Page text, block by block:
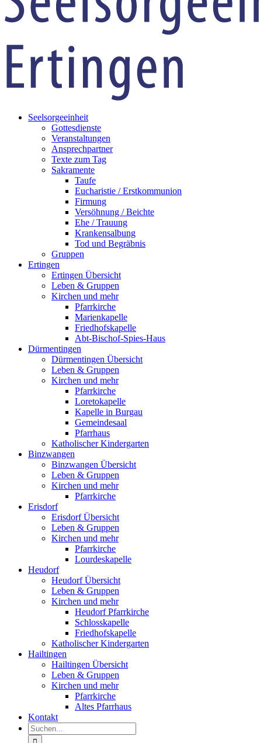
Seelsorgeeinheit
Gottesdienste
Veranstaltungen
Ansprechpartner
Texte zum Tag
Sakramente
Taufe
Eucharistie / Erstkommunion
Firmung
Versöhnung / Beichte
Ehe / Trauung
Krankensalbung
Tod und Begräbnis
Gruppen
Ertingen
Ertingen Übersicht
Leben & Gruppen
Kirchen und mehr
Pfarrkirche
Marienkapelle
Friedhofskapelle
Abt-Bischof-Spies-Haus
Dürmentingen
Dürmentingen Übersicht
Leben & Gruppen
Kirchen und mehr
Pfarrkirche
Loretokapelle
Kapelle in Burgau
Gemeindesaal
Pfarrhaus
Katholischer Kindergarten
Binzwangen
Binzwangen Übersicht
Leben & Gruppen
Kirchen und mehr
Pfarrkirche
Erisdorf
Erisdorf Übersicht
Leben & Gruppen
Kirchen und mehr
Pfarrkirche
Lourdeskapelle
Heudorf
Heudorf Übersicht
Leben & Gruppen
Kirchen und mehr
Heudorf Pfarrkirche
Schlosskapelle
Friedhofskapelle
Katholischer Kindergarten
Hailtingen
Hailtingen Übersicht
Leben & Gruppen
Kirchen und mehr
Pfarrkirche
Altes Pfarrhaus
Kontakt
Suche
nach: